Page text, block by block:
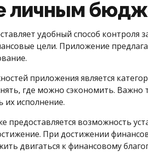
личным
удобный способ
цели. Приложение
приложения является
где можно сэкономить.
их исполнение.
предоставляется возможность
При достижении
двигаться к финансовому